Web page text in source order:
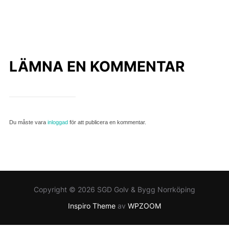
LÄMNA EN KOMMENTAR
Du måste vara inloggadför att publicera en kommentar.
Copyright © 2026 SGD Golv & Bygg Norrköping
Inspiro Theme av WPZOOM